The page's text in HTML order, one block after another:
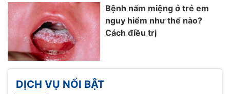
Bệnh nấm miệng ở trẻ em
nguy hiểm như thế nào?
Cách điều trị
DỊCH VỤ NỔI BẬT